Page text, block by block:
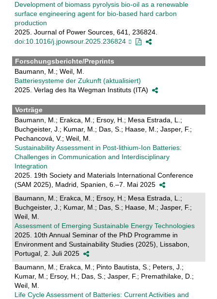
Development of biomass pyrolysis bio-oil as a renewable
surface engineering agent for bio-based hard carbon
production
2025. Journal of Power Sources, 641, 236824.
doi:10.1016/j.jpowsour.2025.236824
Forschungsberichte/Preprints
Baumann, M.; Weil, M.
Batteriesysteme der Zukunft (aktualisiert)
2025. Verlag des Ita Wegman Instituts (ITA)
Vorträge
Baumann, M.; Erakca, M.; Ersoy, H.; Mesa Estrada, L.;
Buchgeister, J.; Kumar, M.; Das, S.; Haase, M.; Jasper, F.;
Pechancová, V.; Weil, M.
Sustainability Assessment in Post-lithium-Ion Batteries:
Challenges in Communication and Interdisciplinary
Integration
2025. 19th Society and Materials International Conference
(SAM 2025), Madrid, Spanien, 6.–7. Mai 2025
Baumann, M.; Erakca, M.; Ersoy, H.; Mesa Estrada, L.;
Buchgeister, J.; Kumar, M.; Das, S.; Haase, M.; Jasper, F.;
Weil, M.
Assessment of Emerging Sustainable Energy Technologies
2025. 10th Annual Seminar of the PhD Programme in
Environment and Sustainability Studies (2025), Lissabon,
Portugal, 2. Juli 2025
Baumann, M.; Erakca, M.; Pinto Bautista, S.; Peters, J.;
Kumar, M.; Ersoy, H.; Das, S.; Jasper, F.; Premathilake, D.;
Weil, M.
Life Cycle Assessment of Batteries: Current Activities and